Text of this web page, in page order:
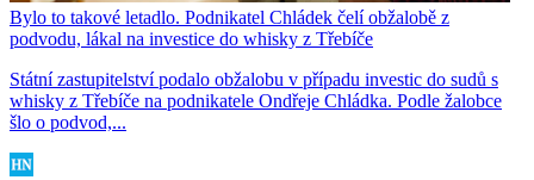
Bylo to takové letadlo. Podnikatel Chládek čelí obžalobě z
podvodu, lákal na investice do whisky z Třebíče
Státní zastupitelství podalo obžalobu v případu investic do sudů s
whisky z Třebíče na podnikatele Ondřeje Chládka. Podle žalobce
šlo o podvod,...